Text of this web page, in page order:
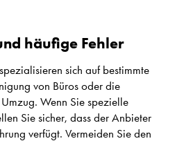
häufige Fehler
sich auf bestimmte
von Büros oder die
Wenn Sie spezielle
Sie sicher, dass der Anbieter
verfügt. Vermeiden Sie den